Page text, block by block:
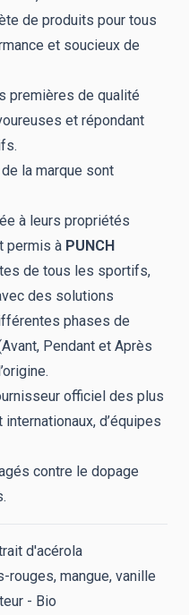
de produits pour tous
et soucieux de
premières de qualité
et répondant
la marque sont
à leurs propriétés
permis à PUNCH
de tous les sportifs,
des solutions
phases de
Pendant et Après
officiel des plus
d’équipes
contre le dopage
d'acérola
rouges, mangue, vanille
- Bio